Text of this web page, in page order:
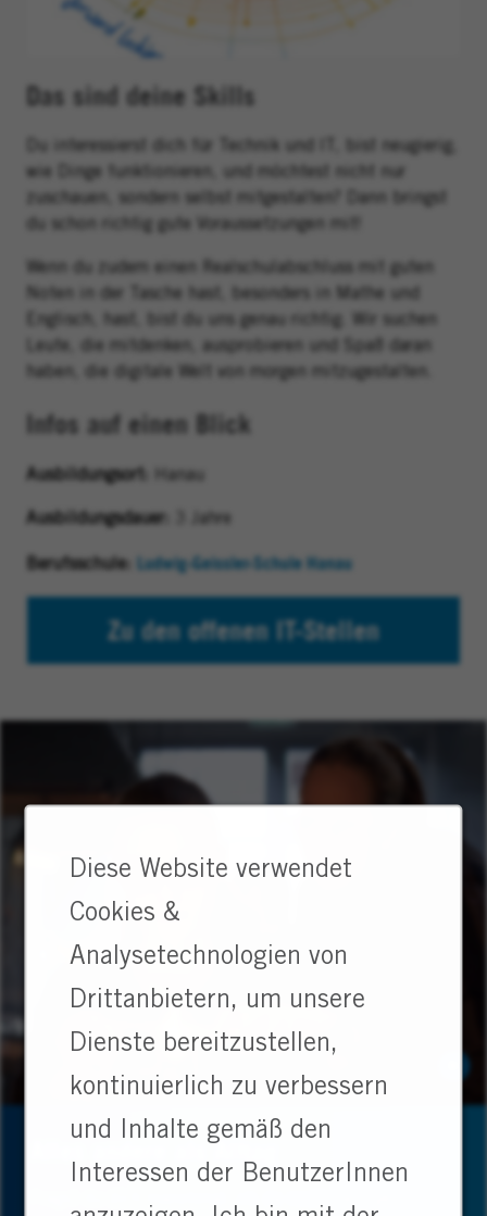
Diese Website verwendet
Cookies &
Analysetechnologien von
Drittanbietern, um unsere
Dienste bereitzustellen,
kontinuierlich zu verbessern
und Inhalte gemäß den
Interessen der BenutzerInnen
Das sind deine Skills
Wenn du zudem einen Realschulabschluss mit
Noten in der Tasche hast, besonders in Mathe und
Englisch, hast, bist du uns genau richtig. Wir suchen
Leute, die mitdenken, ausprobieren und Spaß daran
haben, die digitale Welt von morgen mitzugestalten.
Infos auf einen Blick
Ausbildungsort:
Ausbildungsdauer:
Berufsschule: Ludwig-Geissler-Schule Hanau
Zu den offenen IT-Stellen
Alles andere als Alltag